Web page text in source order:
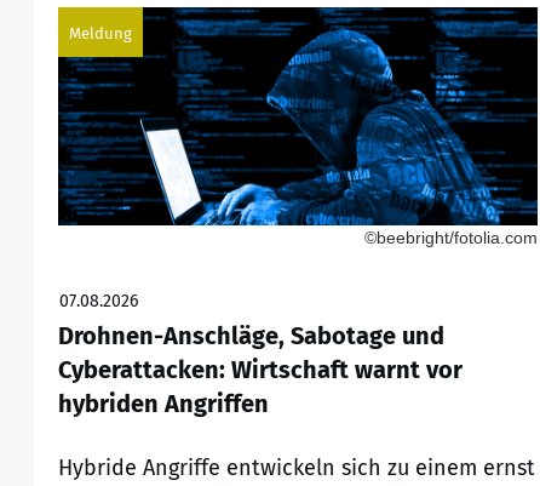
Meldung
©beebright/fotolia.com
07.08.2026
Drohnen-Anschläge, Sabotage und
Cyberattacken: Wirtschaft warnt vor
hybriden Angriffen
Hybride Angriffe entwickeln sich zu einem ernst